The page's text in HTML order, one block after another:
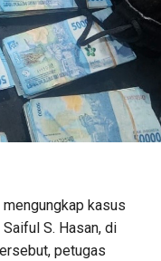
kasus
S. Hasan, di
petugas